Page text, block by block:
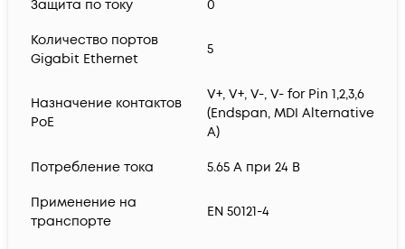
Защита по току 0
Количество портов
Gigabit Ethernet
5
Назначение контактов
PoE
V+, V+, V-, V- for Pin 1,2,3,6
(Endspan, MDI Alternative
A)
Потребление тока 5.65 А при 24 В
Применение на
транспорте
EN 50121-4